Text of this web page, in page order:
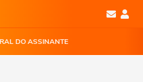
DO ASSINANTE